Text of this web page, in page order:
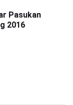
Pasukan
2016